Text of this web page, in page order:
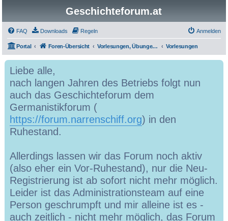
Geschichteforum.at
FAQ Downloads Regeln Anmelden
Portal Foren-Übersicht Vorlesungen, Übungen, Grundkurse, Seminare & Co. Vorlesungen
Liebe alle,
nach langen Jahren des Betriebs folgt nun
auch das Geschichteforum dem
Germanistikforum (
https://forum.narrenschiff.org) in den
Ruhestand.
Allerdings lassen wir das Forum noch aktiv
(also eher ein Vor-Ruhestand), nur die Neu-
Registrierung ist ab sofort nicht mehr möglich.
Leider ist das Administrationsteam auf eine
Person geschrumpft und mir alleine ist es -
auch zeitlich - nicht mehr möglich, das Forum